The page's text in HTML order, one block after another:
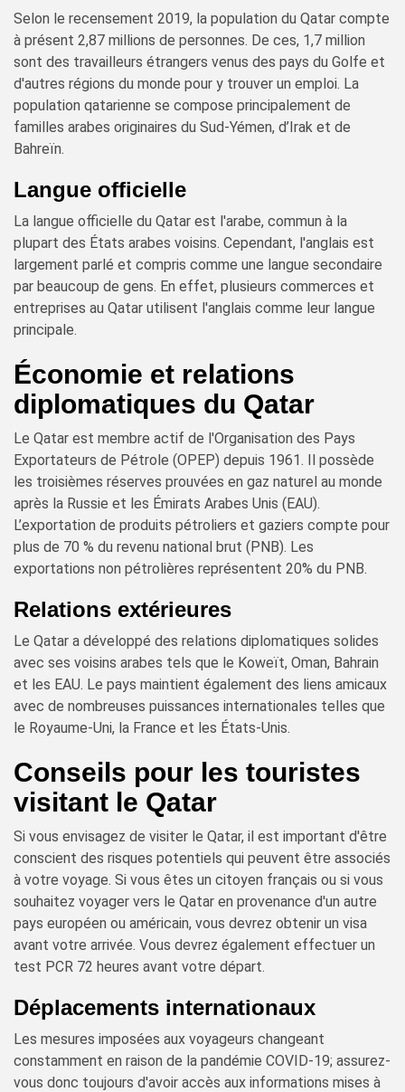
Selon le recensement 2019, la population du Qatar compte
à présent 2,87 millions de personnes. De ces, 1,7 million
sont des travailleurs étrangers venus des pays du Golfe et
d'autres régions du monde pour y trouver un emploi. La
population qatarienne se compose principalement de
familles arabes originaires du Sud-Yémen, d’Irak et de
Bahreïn.
Langue officielle
La langue officielle du Qatar est l'arabe, commun à la
plupart des États arabes voisins. Cependant, l'anglais est
largement parlé et compris comme une langue secondaire
par beaucoup de gens. En effet, plusieurs commerces et
entreprises au Qatar utilisent l'anglais comme leur langue
principale.
Économie et relations
diplomatiques du Qatar
Le Qatar est membre actif de l'Organisation des Pays
Exportateurs de Pétrole (OPEP) depuis 1961. Il possède
les troisièmes réserves prouvées en gaz naturel au monde
après la Russie et les Émirats Arabes Unis (EAU).
L’exportation de produits pétroliers et gaziers compte pour
plus de 70 % du revenu national brut (PNB). Les
exportations non pétrolières représentent 20% du PNB.
Relations extérieures
Le Qatar a développé des relations diplomatiques solides
avec ses voisins arabes tels que le Koweït, Oman, Bahrain
et les EAU. Le pays maintient également des liens amicaux
avec de nombreuses puissances internationales telles que
le Royaume-Uni, la France et les États-Unis.
Conseils pour les touristes
visitant le Qatar
Si vous envisagez de visiter le Qatar, il est important d'être
conscient des risques potentiels qui peuvent être associés
à votre voyage. Si vous êtes un citoyen français ou si vous
souhaitez voyager vers le Qatar en provenance d'un autre
pays européen ou américain, vous devrez obtenir un visa
avant votre arrivée. Vous devrez également effectuer un
test PCR 72 heures avant votre départ.
Déplacements internationaux
Les mesures imposées aux voyageurs changeant
constamment en raison de la pandémie COVID-19; assurez-
vous donc toujours d'avoir accès aux informations mises à